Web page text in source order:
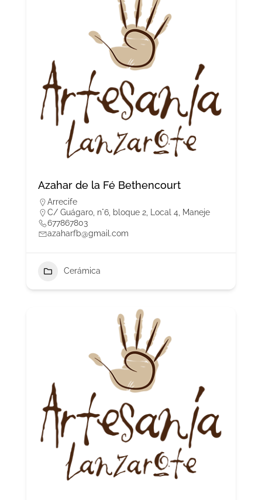
Azahar de la Fé Bethencourt
Arrecife
C/ Guágaro, n°6, bloque 2, Local 4, Maneje
677867803
azaharfb@gmail.com
Cerámica